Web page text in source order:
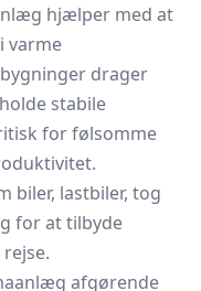
hjælper med at
varme
drager
stabile
for følsomme
biler, lastbiler, tog
for at tilbyde
afgørende